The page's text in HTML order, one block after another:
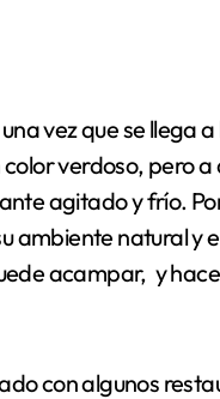
vez que se llega
verdoso, pero
agitado y frío.
natural y
acampar, y
con algunos